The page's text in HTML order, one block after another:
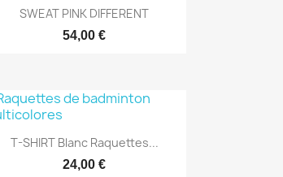
Aperçu rapide
SWEAT PINK DIFFERENT
54,00 €
Aperçu rapide
T-SHIRT Blanc Raquettes...
24,00 €